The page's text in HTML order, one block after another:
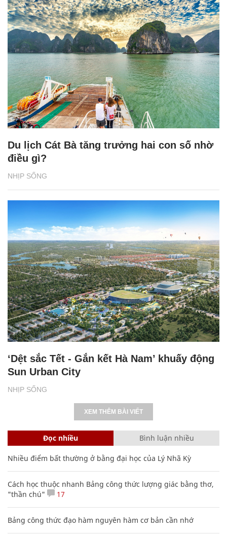
NHỊP SỐNG
Du lịch Cát Bà tăng trưởng hai con số nhờ
điều gì?
NHỊP SỐNG
‘Dệt sắc Tết - Gắn kết Hà Nam’ khuấy động
Sun Urban City
XEM THÊM BÀI VIẾT
Đọc nhiều Bình luận nhiều
Nhiều điểm bất thường ở bằng đại học của Lý Nhã Kỳ
Cách học thuộc nhanh Bảng công thức lượng giác bằng thơ,
"thần chú"
17
Bảng công thức đạo hàm nguyên hàm cơ bản cần nhớ